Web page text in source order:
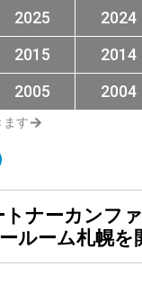
2025 2024
2015 2014
2005 2004
トナーカンフ
ルーム札幌を